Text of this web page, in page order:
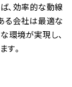
、効率的な動線
る会社は最適な
環境が実現し、
す。